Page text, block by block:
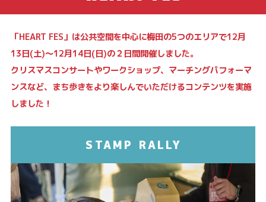
「HEART FES」は公共空間を中心に梅田の5つのエリアで12月
13日(土)～12月14日(日)の２日間開催しました。
クリスマスコンサートやワークショップ、マーチングパフォーマ
ンスなど、まち歩きをより楽しんでいただけるコンテンツを実施
しました！
STAMP RALLY